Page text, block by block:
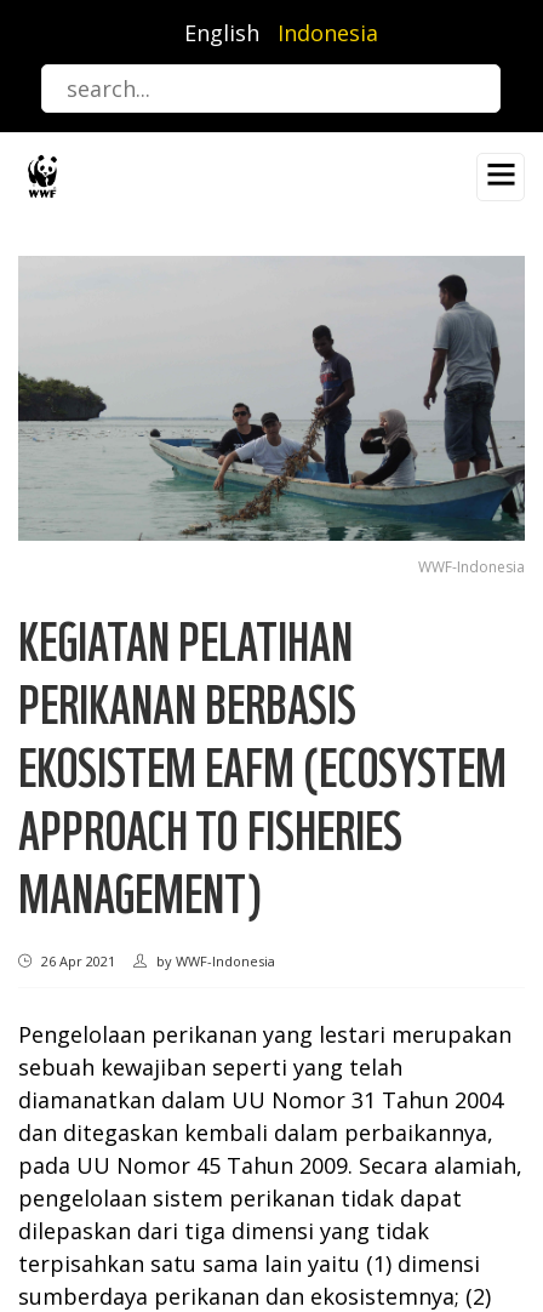
utama
English Indonesia
WWF-Indonesia
KEGIATAN PELATIHAN
PERIKANAN BERBASIS
EKOSISTEM EAFM (ECOSYSTEM
APPROACH TO FISHERIES
MANAGEMENT)
26 Apr 2021 by WWF-Indonesia
Pengelolaan perikanan yang lestari merupakan
sebuah kewajiban seperti yang telah
diamanatkan dalam UU Nomor 31 Tahun 2004
dan ditegaskan kembali dalam perbaikannya,
pada UU Nomor 45 Tahun 2009. Secara alamiah,
pengelolaan sistem perikanan tidak dapat
dilepaskan dari tiga dimensi yang tidak
terpisahkan satu sama lain yaitu (1) dimensi
sumberdaya perikanan dan ekosistemnya; (2)